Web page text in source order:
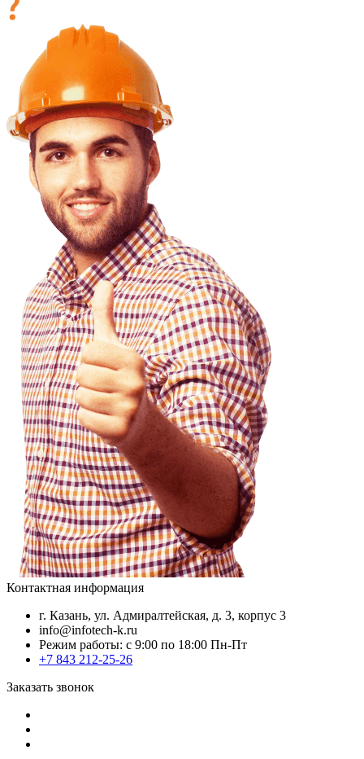
Контактная информация
г. Казань, ул. Адмиралтейская, д. 3, корпус 3
info@infotech-k.ru
Режим работы: с 9:00 по 18:00 Пн-Пт
+7 843 212-25-26
Заказать звонок